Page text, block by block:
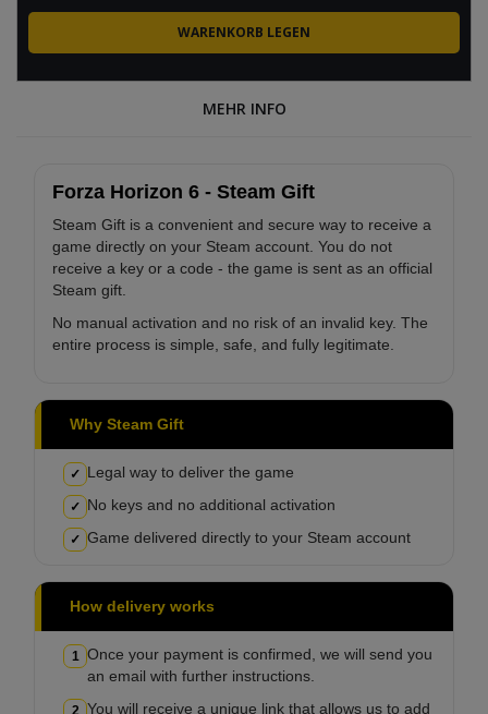
MEHR INFO
Forza Horizon 6 - Steam Gift
Steam Gift is a convenient and secure way to receive a
game directly on your Steam account. You do not
receive a key or a code - the game is sent as an official
Steam gift.
No manual activation and no risk of an invalid key. The
entire process is simple, safe, and fully legitimate.
Why Steam Gift
✓ Legal way to deliver the game
✓ No keys and no additional activation
✓ Game delivered directly to your Steam account
How delivery works
1 Once your payment is confirmed, we will send you
an email with further instructions.
2 You will receive a unique link that allows us to add